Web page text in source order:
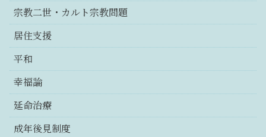
宗教二世・カルト宗教問題
居住支援
平和
幸福論
延命治療
成年後見制度